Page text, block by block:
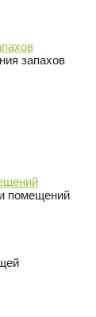
запахов
помещений